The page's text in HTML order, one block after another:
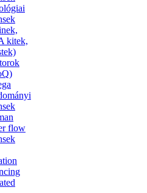
kitek,
flow